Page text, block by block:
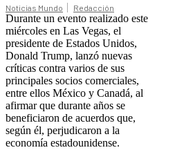
Noticias Mundo Redacción
Durante un evento realizado este
miércoles en Las Vegas, el
presidente de Estados Unidos,
Donald Trump, lanzó nuevas
críticas contra varios de sus
principales socios comerciales,
entre ellos México y Canadá, al
afirmar que durante años se
beneficiaron de acuerdos que,
según él, perjudicaron a la
economía estadounidense.